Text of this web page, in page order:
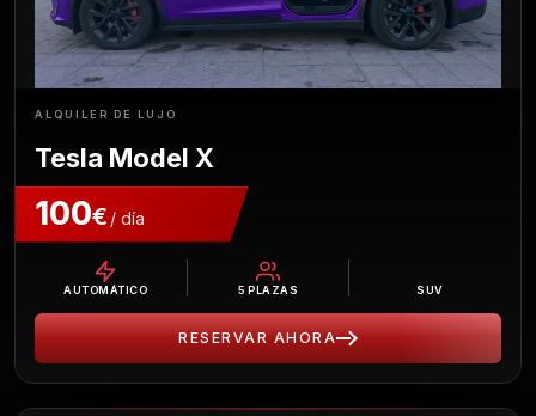
ALQUILER DE LUJO
Tesla Model X
100€ / día
AUTOMÁTICO 5 PLAZAS SUV
RESERVAR AHORA